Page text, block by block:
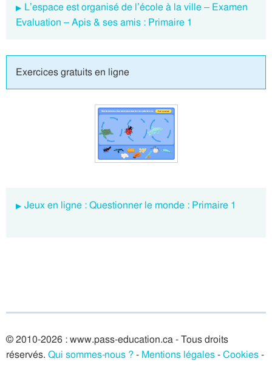
L’espace est organisé de l’école à la ville – Examen
Evaluation – Apis & ses amis : Primaire 1
Exercices gratuits en ligne
Jeux en ligne : Questionner le monde : Primaire 1
© 2010-2026 : www.pass-education.ca - Tous droits
réservés. Qui sommes-nous ? - Mentions légales-Cookies-